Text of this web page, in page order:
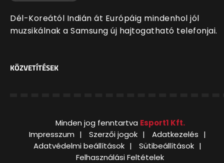
Dél-Koreától Indián át Európáig mindenhol jól
muzsikálnak a Samsung új hajtogatható telefonjai.
KÖZVETÍTÉSEK
Minden jog fenntartva Esport1 Kft.
Impresszum
Szerzői jogok
Adatkezelés
Adatvédelmi beállítások
Sütibeállítások
Felhasználási Feltételek